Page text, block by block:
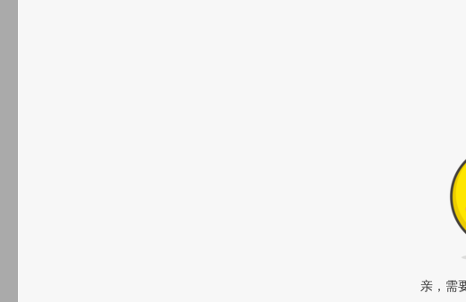
亲，需